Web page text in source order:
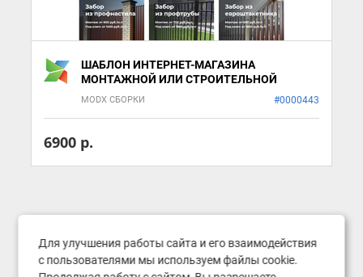
ШАБЛОН ИНТЕРНЕТ-МАГАЗИНА
МОНТАЖНОЙ ИЛИ СТРОИТЕЛЬНОЙ
ОРГАНИЗАЦИИ
MODX СБОРКИ #0000443
6900 р.
Для улучшения работы сайта и его взаимодействия
с пользователями мы используем файлы cookie.